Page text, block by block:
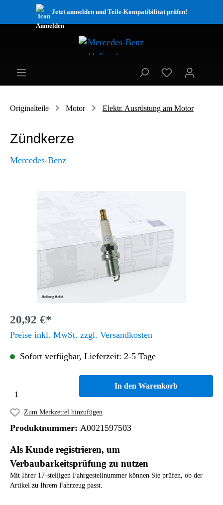
Jetzt anmelden und Teile-Kompatibilität prüfen!
Originalteile Motor Elektr. Ausrüstung am Motor
Zündkerze
Mercedes-Benz
20,92 €*
Preise inkl. MwSt. zzgl. Versandkosten
Sofort verfügbar, Lieferzeit: 2-5 Tage
In den Warenkorb
Zum Merkzettel hinzufügen
Produktnummer: A0021597503
Als Kunde registrieren, um
Verbaubarkeitsprüfung zu nutzen
Mit Ihrer 17-stelligen Fahrgestellnummer können Sie prüfen, ob der
Artikel zu Ihrem Fahrzeug passt.